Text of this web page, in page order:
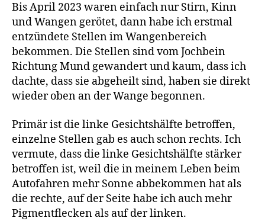
Bis April 2023 waren einfach nur Stirn, Kinn
und Wangen gerötet, dann habe ich erstmal
entzündete Stellen im Wangenbereich
bekommen. Die Stellen sind vom Jochbein
Richtung Mund gewandert und kaum, dass ich
dachte, dass sie abgeheilt sind, haben sie direkt
wieder oben an der Wange begonnen.
Primär ist die linke Gesichtshälfte betroffen,
einzelne Stellen gab es auch schon rechts. Ich
vermute, dass die linke Gesichtshälfte stärker
betroffen ist, weil die in meinem Leben beim
Autofahren mehr Sonne abbekommen hat als
die rechte, auf der Seite habe ich auch mehr
Pigmentflecken als auf der linken.